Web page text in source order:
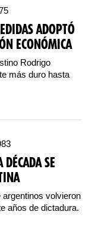
ADOPTÓ
ECONÓMICA
Rodrigo
más duro hasta
DÉCADA SE
volvieron
años de dictadura.